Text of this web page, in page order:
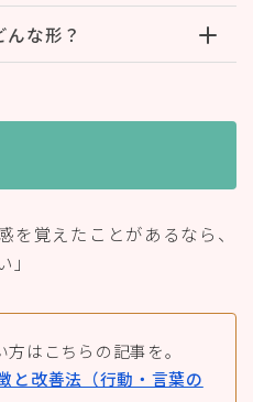
な形？
を覚えたことがあるなら、
はこちらの記事を。
と改善法（行動・言葉の